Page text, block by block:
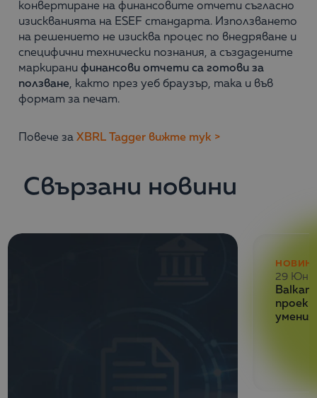
конвертиране на финансовите отчети съгласно
изискванията на ESEF стандарта. Използването
на решението не изисква процес по внедряване и
специфични технически познания, а създадените
маркирани финансови отчети са готови за
ползване, както през уеб браузър, така и във
формат за печат.
Повече за XBRL Tagger вижте тук >
Свързани новини
29 Юни
Balkan